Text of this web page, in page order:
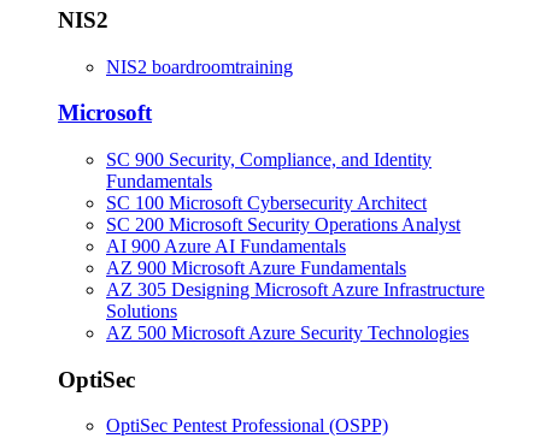
NIS2
NIS2 boardroomtraining
Microsoft
SC 900 Security, Compliance, and Identity
Fundamentals
SC 100 Microsoft Cybersecurity Architect
SC 200 Microsoft Security Operations Analyst
AI 900 Azure AI Fundamentals
AZ 900 Microsoft Azure Fundamentals
AZ 305 Designing Microsoft Azure Infrastructure
Solutions
AZ 500 Microsoft Azure Security Technologies
OptiSec
OptiSec Pentest Professional (OSPP)